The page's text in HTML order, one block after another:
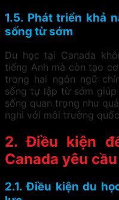
1.5. Phát triển khả
sống từ sớm
Du học tại Canada
tiếng Anh mà còn tạo
trong hai ngôn ngữ
sống tự lập từ sớm
sống quan trọng như
nghi với môi trường
2. Điều kiện
Canada yêu
2.1. Điều kiện du